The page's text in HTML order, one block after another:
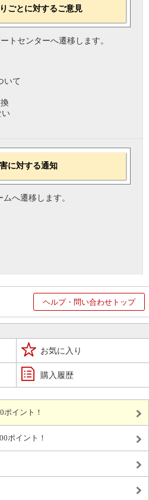
ごとに対するご意見
トセンターへ遷移します。
いて
い
に対する通知
ムへ遷移します。
ヘルプ・問い合わせトップ
お気に入り
購入履歴
ポイント！
ポイント！